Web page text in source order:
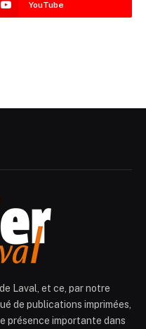
YouTube
Laval, et ce, par notre
de publications imprimées,
présence importante dans